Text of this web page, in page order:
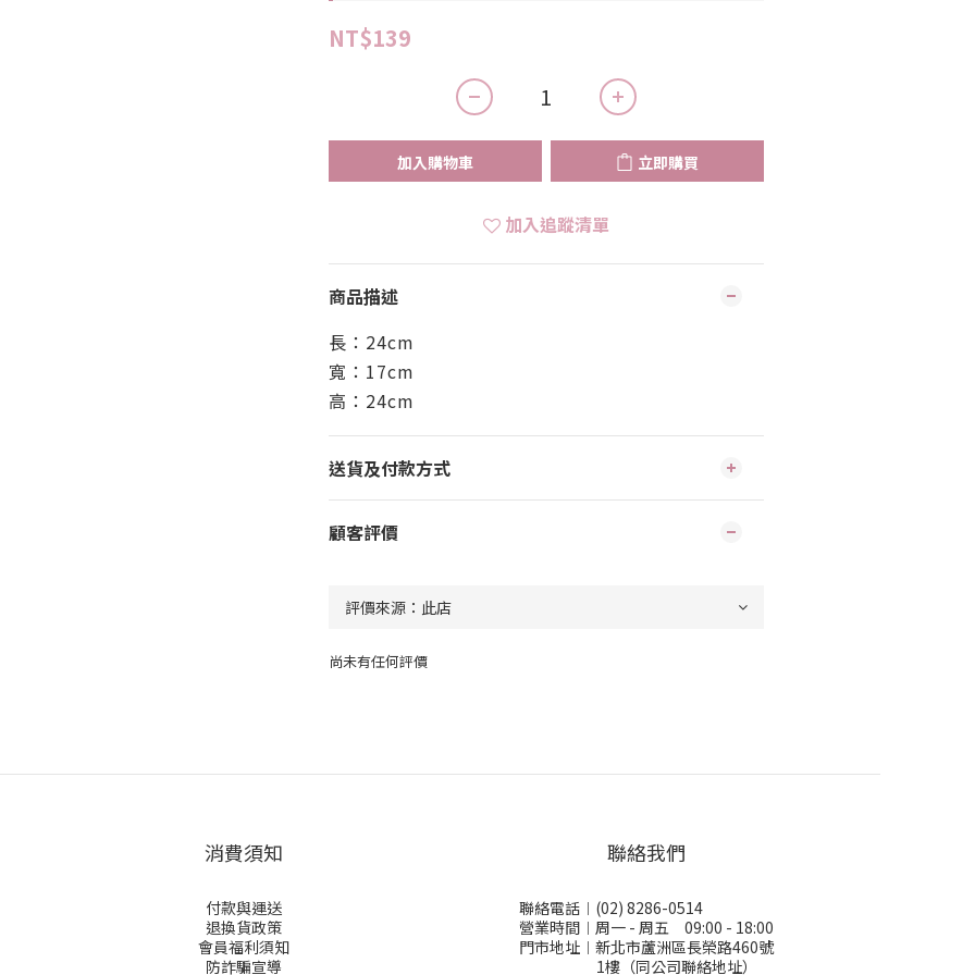
NT$139
加入購物車 立即購買
加入追蹤清單
商品描述
長：24cm
寬：17cm
高：24cm
送貨及付款方式
顧客評價
尚未有任何評價
消費須知
付款與運送
退換貨政策
會員福利須知
防詐騙宣導
聯絡我們
聯絡電話︱(02) 8286-0514
營業時間︱周一 - 周五 09:00 - 18:00
門市地址︱新北市蘆洲區長榮路460號
1樓（同公司聯絡地址）